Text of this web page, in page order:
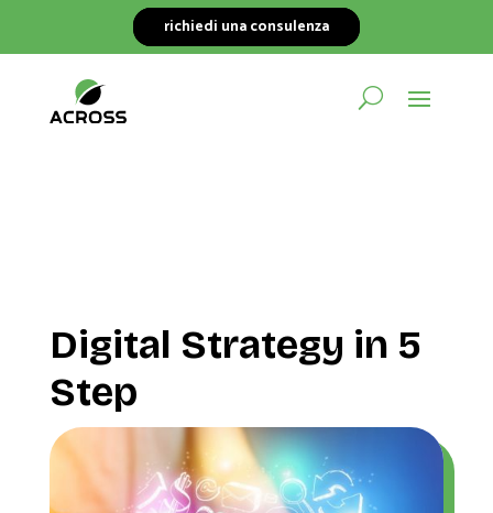
richiedi una consulenza
Digital Strategy in 5
Step